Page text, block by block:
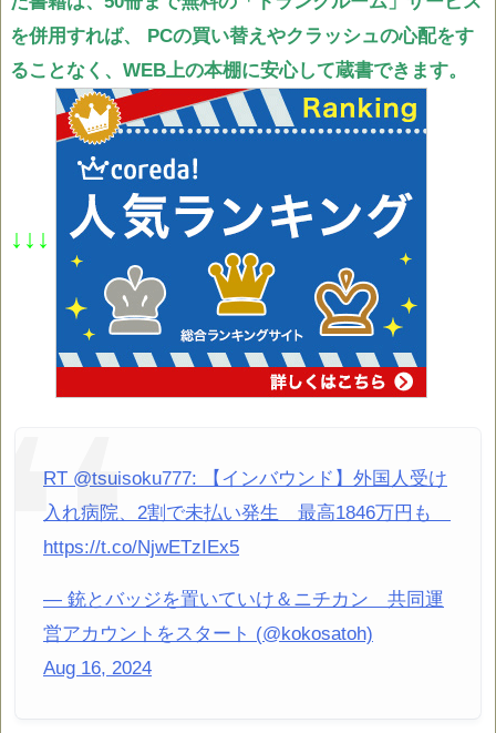
を併用すれば、
PCの買い替えやクラッシュの心配をす
ることなく、WEB上の本棚に安心して蔵書できます。
↓↓↓
RT @tsuisoku777: 【インバウンド】外国人受け
入れ病院、2割で未払い発生 最高1846万円も
https://t.co/NjwETzIEx5
— 銃とバッジを置いていけ＆ニチカン 共同運
営アカウントをスタート (@kokosatoh)
Aug 16, 2024